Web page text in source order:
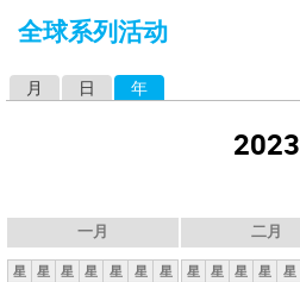
这
全球系列活动
月 日 年
2023
一月
星 星 星 星 星 星
星
二月
星 星 星 星 星